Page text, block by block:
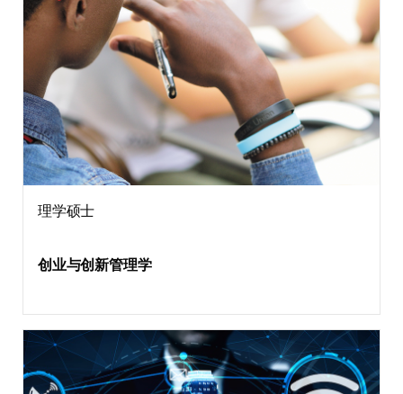
理学硕士
创业与创新管理学